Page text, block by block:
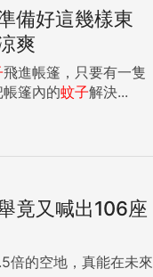
備好這幾樣東
爽
飛進帳篷，只要有一隻
帳篷內的蚊子解決...
竟又喊出106座
倍的空地，真能在未來